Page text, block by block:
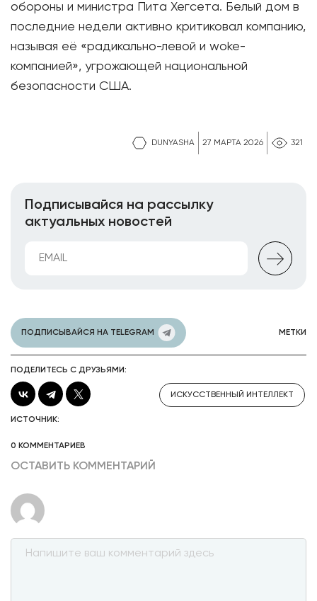
DUNYASHA 27 МАРТА 2026 321
обороны и министра Пита Хегсета. Белый дом в
последние недели активно критиковал компанию,
называя её «радикально-левой и woke-
компанией», угрожающей национальной
безопасности США.
Подписывайся на рассылку
актуальных новостей
ПОДПИСЫВАЙСЯ НА TELEGRAM МЕТКИ
ПОДЕЛИТЕСЬ С ДРУЗЬЯМИ:
ИСКУССТВЕННЫЙ ИНТЕЛЛЕКТ
ИСТОЧНИК:
0 КОММЕНТАРИЕВ
ОСТАВИТЬ КОММЕНТАРИЙ